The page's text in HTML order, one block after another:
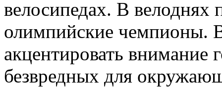
велосипедах. В велоднях
олимпийские чемпионы.
акцентировать внимание
безвредных для